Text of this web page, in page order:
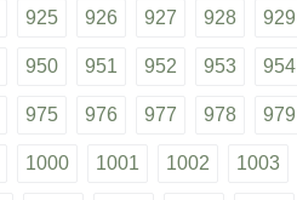
925 926 927 928 929
950 951 952 953 954
975 976 977 978 979
1000 1001 1002 1003